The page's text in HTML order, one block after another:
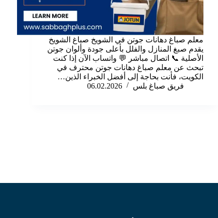
معلم صباغ دهانات جوتن في الشويخ صباغ الشويخ
يقدم صبغ المنازل والفلل بأعلى جودة وألوان جوتن
الأصلية 📞 اتصال مباشر 💬 واتساب الآن إذا كنت
تبحث عن معلم صباغ دهانات جوتن محترف في
الكويت، فأنت بحاجة إلى أفضل الخبراء الذين…
فريق صباغ بلس
06.02.2026